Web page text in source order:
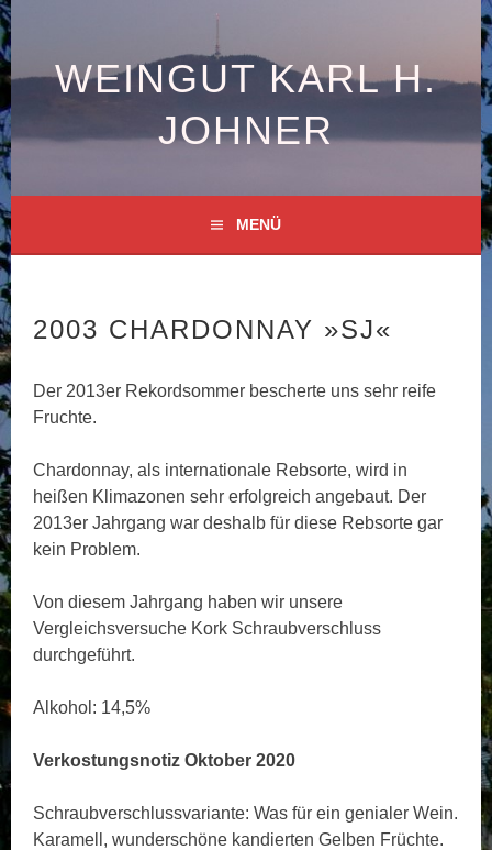
Springe
zum
Inhalt WEINGUT KARL H.
JOHNER
MENÜ
2003 CHARDONNAY »SJ«
Der 2013er Rekordsommer bescherte uns sehr reife
Fruchte.
Chardonnay, als internationale Rebsorte, wird in
heißen Klimazonen sehr erfolgreich angebaut. Der
2013er Jahrgang war deshalb für diese Rebsorte gar
kein Problem.
Von diesem Jahrgang haben wir unsere
Vergleichsversuche Kork Schraubverschluss
durchgeführt.
Alkohol: 14,5%
Verkostungsnotiz Oktober 2020
Schraubverschlussvariante: Was für ein genialer Wein.
Karamell, wunderschöne kandierten Gelben Früchte.